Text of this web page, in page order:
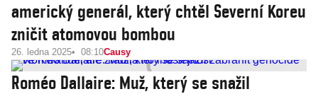
americký generál, který chtěl Severní Koreu
zničit atomovou bombou
26. ledna 2025 08:10Causy
Roméo Dallaire: Muž, který se snažil